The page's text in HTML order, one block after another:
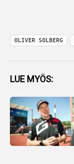
OLIVER SOLBERG
LUE MYÖS: